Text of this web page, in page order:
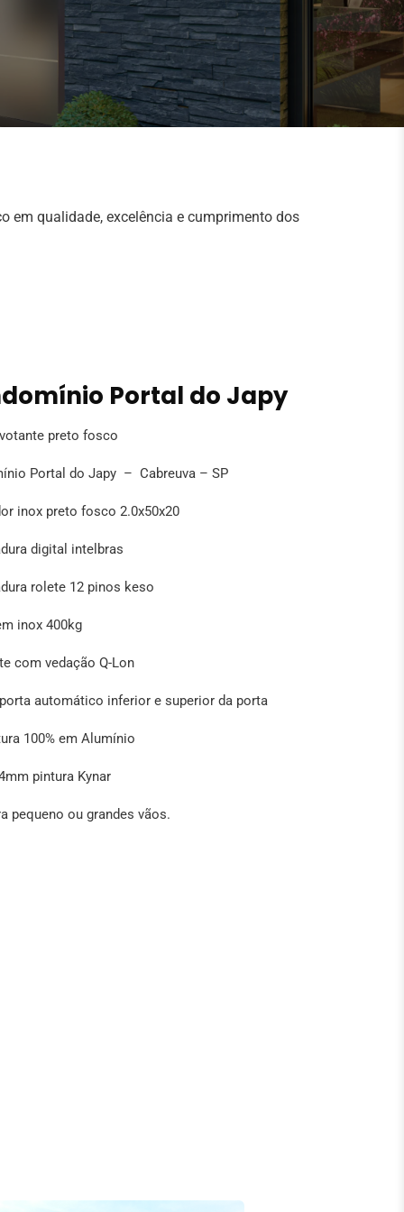
em qualidade, excelência e cumprimento dos
Portal do Japy
preto fosco
Portal do Japy – Cabreuva – SP
inox preto fosco 2.0x50x20
digital intelbras
rolete 12 pinos keso
inox 400kg
com vedação Q-Lon
automático inferior e superior da porta
100% em Alumínio
pintura Kynar
pequeno ou grandes vãos.